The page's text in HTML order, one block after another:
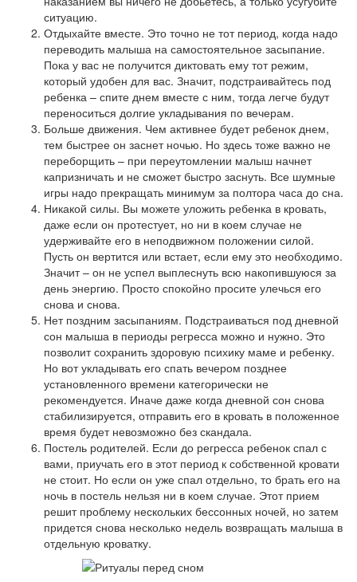
ситуацию.
Отдыхайте вместе. Это точно не тот период, когда надо
переводить малыша на самостоятельное засыпание.
Пока у вас не получится диктовать ему тот режим,
который удобен для вас. Значит, подстраивайтесь под
ребенка – спите днем вместе с ним, тогда легче будут
переноситься долгие укладывания по вечерам.
Больше движения. Чем активнее будет ребенок днем,
тем быстрее он заснет ночью. Но здесь тоже важно не
переборщить – при переутомлении малыш начнет
капризничать и не сможет быстро заснуть. Все шумные
игры надо прекращать минимум за полтора часа до сна.
Никакой силы. Вы можете уложить ребенка в кровать,
даже если он протестует, но ни в коем случае не
удерживайте его в неподвижном положении силой.
Пусть он вертится или встает, если ему это необходимо.
Значит – он не успел выплеснуть всю накопившуюся за
день энергию. Просто спокойно просите улечься его
снова и снова.
Нет поздним засыпаниям. Подстраиваться под дневной
сон малыша в периоды регресса можно и нужно. Это
позволит сохранить здоровую психику маме и ребенку.
Но вот укладывать его спать вечером позднее
установленного времени категорически не
рекомендуется. Иначе даже когда дневной сон снова
стабилизируется, отправить его в кровать в положенное
время будет невозможно без скандала.
Постель родителей. Если до регресса ребенок спал с
вами, приучать его в этот период к собственной кровати
не стоит. Но если он уже спал отдельно, то брать его на
ночь в постель нельзя ни в коем случае. Этот прием
решит проблему нескольких бессонных ночей, но затем
придется снова несколько недель возвращать малыша в
отдельную кроватку.